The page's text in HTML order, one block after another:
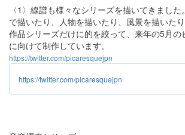
〈1〉線譜も様々なシリーズを描いてきまし
で描いたり、人物を描いたり、風景を描いた
作品シリーズだけに的を絞って、来年の5月の
に向けて制作しています。
https://twitter.com/picaresquejpn
https://twitter.com/picaresquejpn